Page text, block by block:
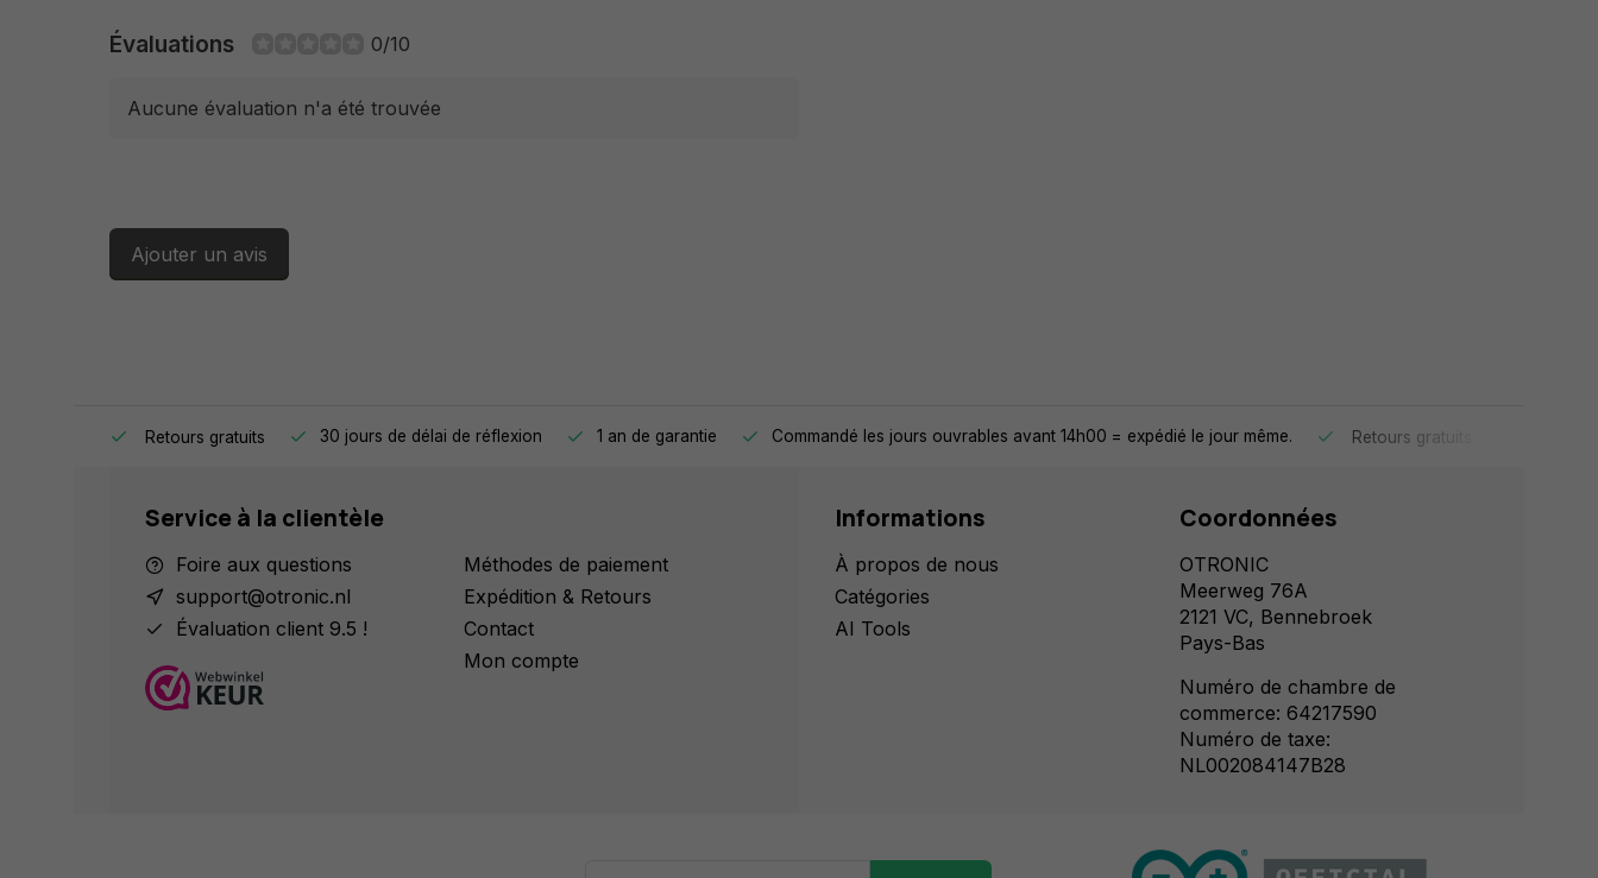
Évaluations 0/10
Aucune évaluation n'a été trouvée
Ajouter un avis
Retours gratuits 30 jours de délai de réflexion 1 an de garantie Commandé les jours ouvrables avant 14h00 = expédié le jour même. Retours gratuits
Service à la clientèle
Foire aux questions
support@otronic.nl
Évaluation client 9.5 !
Méthodes de paiement
Expédition & Retours
Contact
Mon compte
Informations
À propos de nous
Catégories
AI Tools
Coordonnées
OTRONIC
Meerweg 76A
2121 VC, Bennebroek
Pays-Bas
Numéro de chambre de
commerce: 64217590
Numéro de taxe:
NL002084147B28